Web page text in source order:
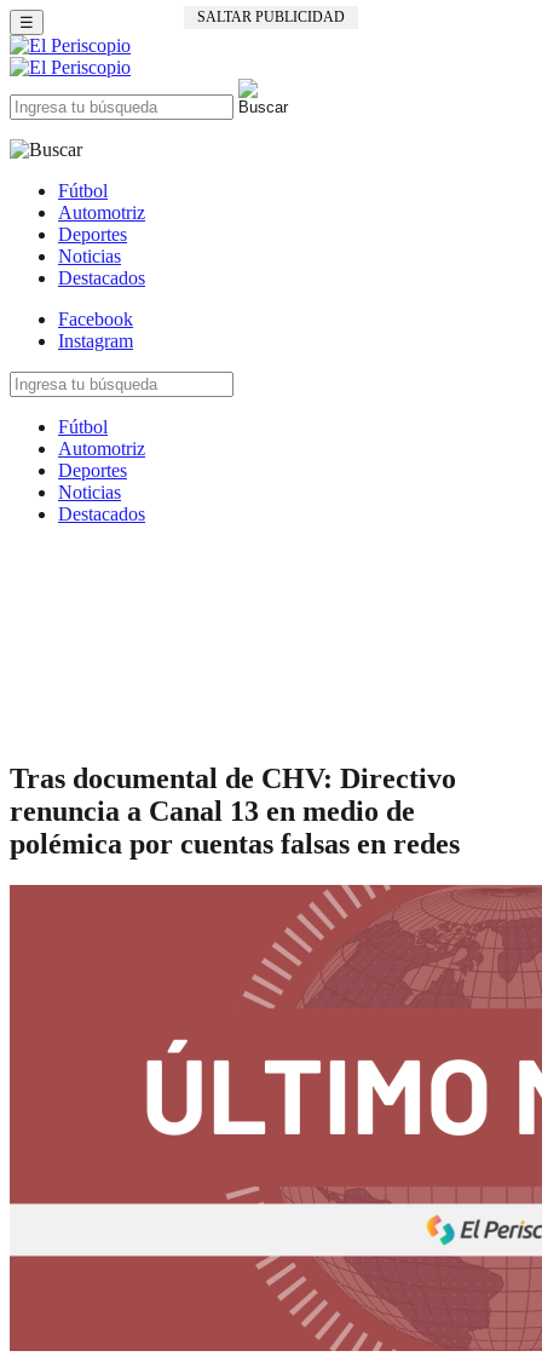
SALTAR PUBLICIDAD
☰
Fútbol
Automotriz
Deportes
Noticias
Destacados
Facebook
Instagram
Fútbol
Automotriz
Deportes
Noticias
Destacados
Tras documental de CHV: Directivo
renuncia a Canal 13 en medio de
polémica por cuentas falsas en redes